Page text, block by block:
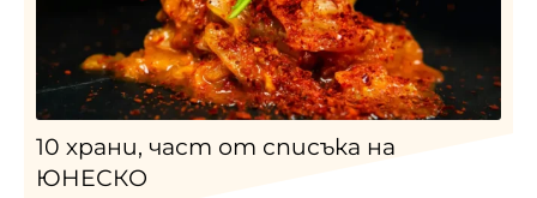
10 храни, част от списъка на
ЮНЕСКО